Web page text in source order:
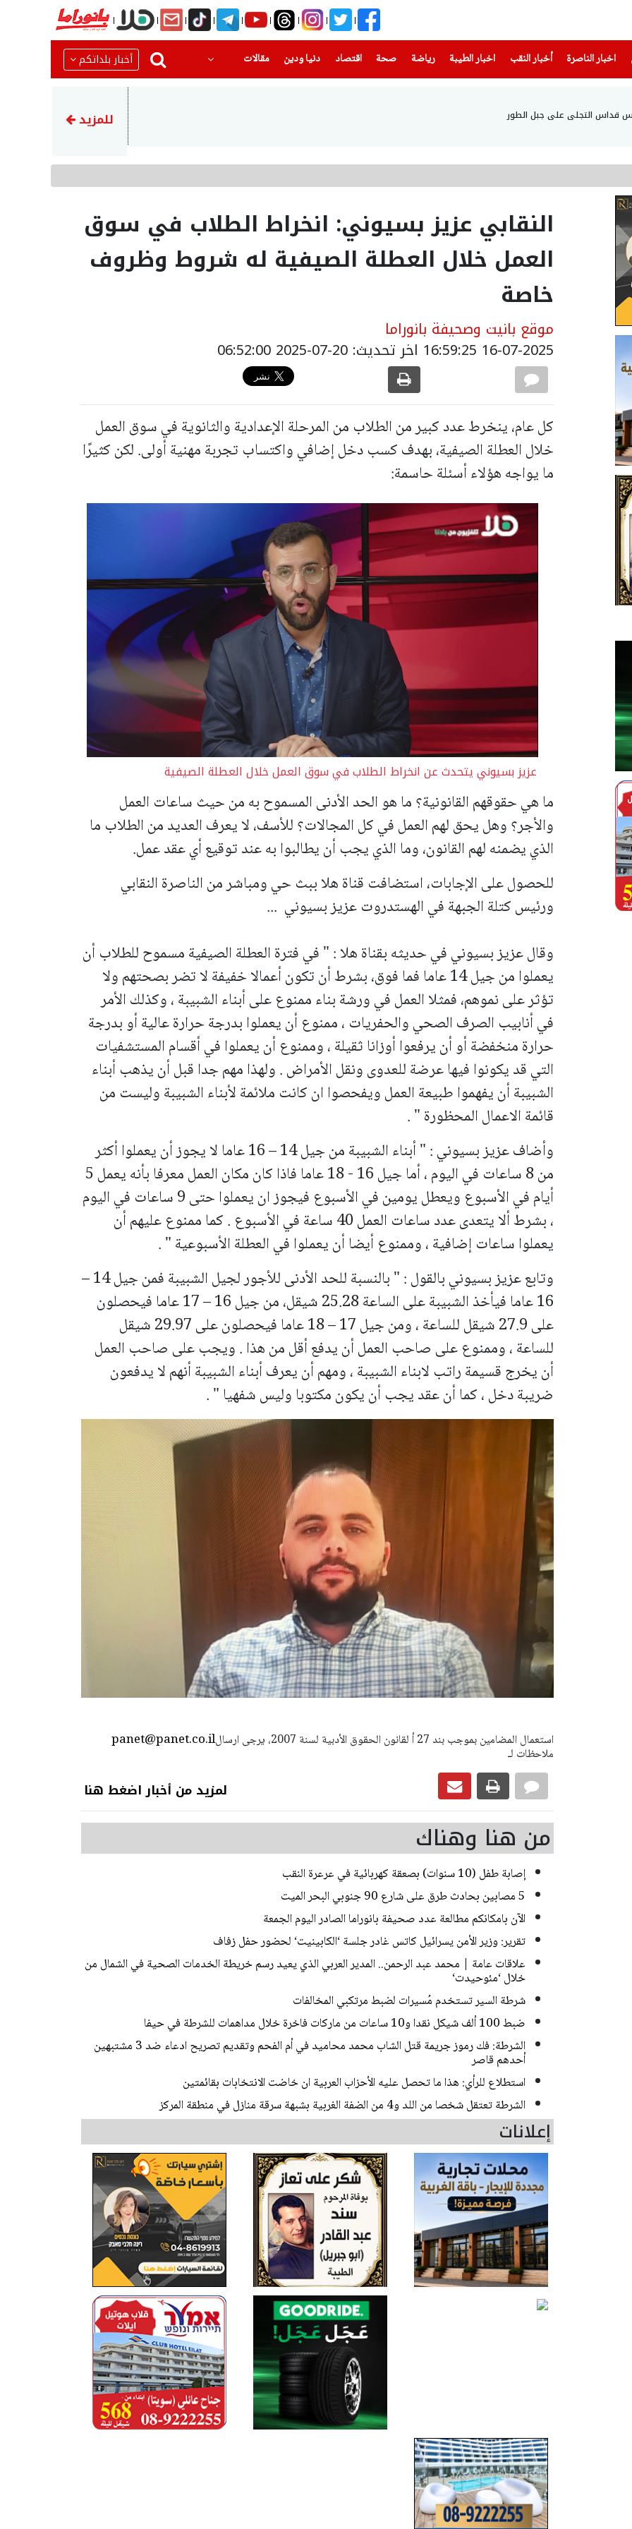
اخبار الناصرة
(current) أخبار النقب اخبار الطيبة(current) رياضة
(current) صحة(current) اقتصاد دنيا ودين
(current) مقالات أخبار بلداتكم
قداس التجلي على جبل الطور وفد طبي من جمعية أطباء
للمزيد
النقابي عزيز بسيوني: انخراط الطلاب في سوق
العمل خلال العطلة الصيفية له شروط وظروف
خاصة
موقع بانيت وصحيفة بانوراما
16-07-2025 16:59:25 اخر تحديث: 20-07-2025 06:52:00
كل عام، ينخرط عدد كبير من الطلاب من المرحلة الإعدادية والثانوية في سوق العمل
خلال العطلة الصيفية، بهدف كسب دخل إضافي واكتساب تجربة مهنية أولى. لكن كثيرًا
ما يواجه هؤلاء أسئلة حاسمة:
عزيز بسيوني يتحدث عن انخراط الطلاب في سوق العمل خلال العطلة الصيفية
ما هي حقوقهم القانونية؟ ما هو الحد الأدنى المسموح به من حيث ساعات العمل
والأجر؟ وهل يحق لهم العمل في كل المجالات؟ للأسف، لا يعرف العديد من الطلاب ما
الذي يضمنه لهم القانون، وما الذي يجب أن يطالبوا به عند توقيع أي عقد عمل.
للحصول على الإجابات، استضافت قناة هلا ببث حي ومباشر من الناصرة النقابي
ورئيس كتلة الجبهة في الهستدروت عزيز بسيوني ...
وقال عزيز بسيوني في حديثه بقناة هلا : " في فترة العطلة الصيفية مسموح للطلاب أن
يعملوا من جيل 14 عاما فما فوق، بشرط أن تكون أعمالا خفيفة لا تضر بصحتهم ولا
تؤثر على نموهم، فمثلا العمل في ورشة بناء ممنوع على أبناء الشبيبة ، وكذلك الأمر
في أنابيب الصرف الصحي والحفريات ، ممنوع أن يعملوا بدرجة حرارة عالية أو بدرجة
حرارة منخفضة أو أن يرفعوا أوزانا ثقيلة ، وممنوع أن يعملوا في أقسام المستشفيات
التي قد يكونوا فيها عرضة للعدوى ونقل الأمراض . ولهذا مهم جدا قبل أن يذهب أبناء
الشبيبة أن يفهموا طبيعة العمل ويفحصوا ان كانت ملائمة لأبناء الشبيبة وليست من
قائمة الاعمال المحظورة " .
وأضاف عزيز بسيوني : " أبناء الشبيبة من جيل 14 – 16 عاما لا يجوز أن يعملوا أكثر
من 8 ساعات في اليوم ، أما جيل 16 - 18 عاما فاذا كان مكان العمل معرفا بأنه يعمل 5
أيام في الأسبوع ويعطل يومين في الأسبوع فيجوز ان يعملوا حتى 9 ساعات في اليوم
، بشرط ألا يتعدى عدد ساعات العمل 40 ساعة في الأسبوع . كما ممنوع عليهم أن
يعملوا ساعات إضافية ، وممنوع أيضا أن يعملوا في العطلة الأسبوعية " .
وتابع عزيز بسيوني بالقول : " بالنسبة للحد الأدنى للأجور لجيل الشبيبة فمن جيل 14 –
16 عاما فيأخذ الشبيبة على الساعة 25.28 شيقل، من جيل 16 – 17 عاما فيحصلون
على 27.9 شيقل للساعة ، ومن جيل 17 – 18 عاما فيحصلون على 29.97 شيقل
للساعة ، وممنوع على صاحب العمل أن يدفع أقل من هذا . ويجب على صاحب العمل
أن يخرج قسيمة راتب لابناء الشبيبة ، ومهم أن يعرف أبناء الشبيبة أنهم لا يدفعون
ضريبة دخل ، كما أن عقد يجب أن يكون مكتوبا وليس شفهيا " .
panet@panet.co.ilاستعمال المضامين بموجب بند 27 أ لقانون الحقوق الأدبية لسنة 2007، يرجى ارسال
ملاحظات لـ
لمزيد من أخبار اضغط هنا
من هنا وهناك
إصابة طفل (10 سنوات) بصعقة كهربائية في عرعرة النقب
5 مصابين بحادث طرق على شارع 90 جنوبي البحر الميت
الآن بامكانكم مطالعة عدد صحيفة بانوراما الصادر اليوم الجمعة
تقرير: وزير الأمن يسرائيل كاتس غادر جلسة ‘الكابينيت‘ لحضور حفل زفاف
علاقات عامة | محمد عبد الرحمن.. المدير العربي الذي يعيد رسم خريطة الخدمات الصحية في الشمال من
خلال ‘مئوحيدت‘
شرطة السير تستخدم مُسيرات لضبط مرتكبي المخالفات
ضبط 100 ألف شيكل نقدا و10 ساعات من ماركات فاخرة خلال مداهمات للشرطة في حيفا
الشرطة: فك رموز جريمة قتل الشاب محمد محاميد في أم الفحم وتقديم تصريح ادعاء ضد 3 مشتبهين
أحدهم قاصر
استطلاع للرأي: هذا ما تحصل عليه الأحزاب العربية ان خاضت الانتخابات بقائمتين
الشرطة تعتقل شخصا من اللد و4 من الضفة الغربية بشبهة سرقة منازل في منطقة المركز
إعلانات